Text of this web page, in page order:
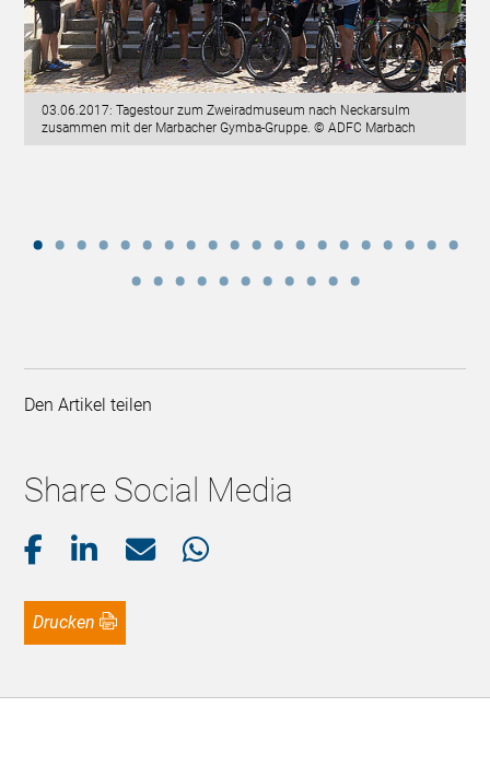
03.06.2017: Tagestour zum Zweiradmuseum nach Neckarsulm
zusammen mit der Marbacher Gymba-Gruppe. © ADFC Marbach
Den Artikel teilen
Share Social Media
Drucken